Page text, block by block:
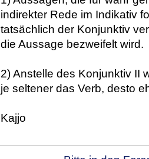
indirekter Rede im Indikativ
tatsächlich der Konjunktiv
die Aussage bezweifelt wird.
2) Anstelle des Konjunktiv II
je seltener das Verb, desto
Kajjo